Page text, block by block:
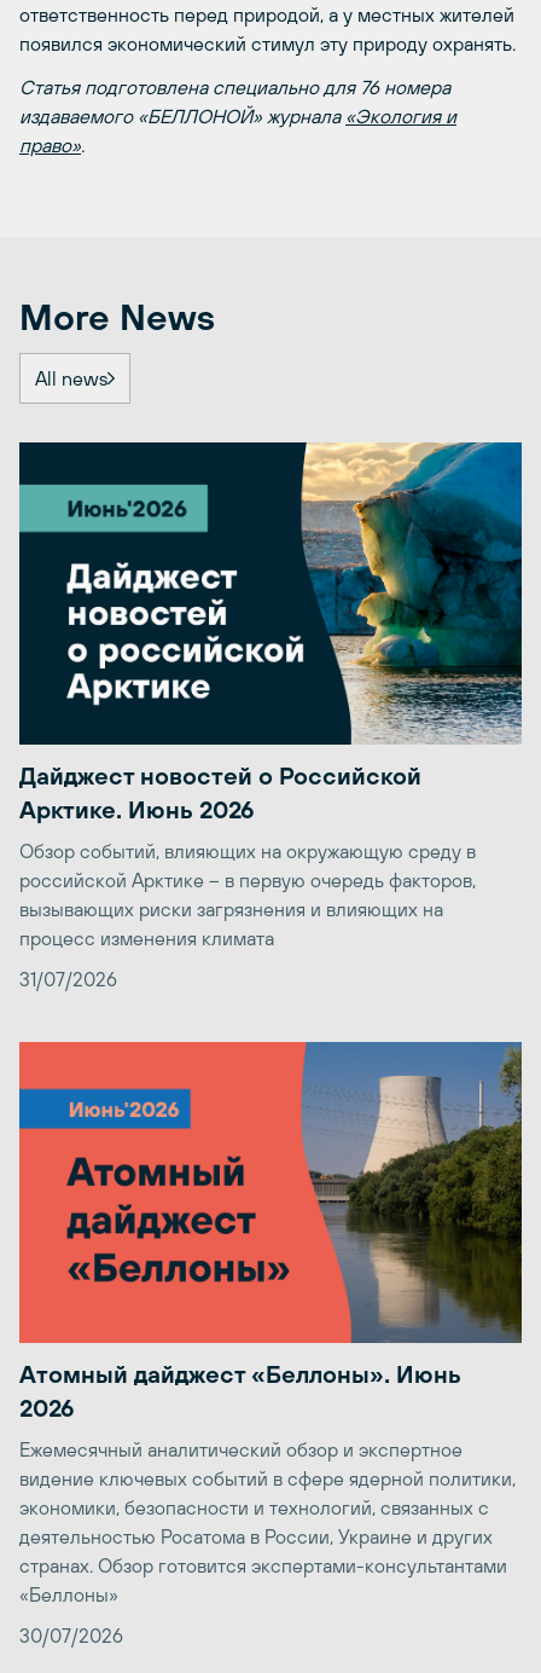
ответственность перед природой, а у местных жителей
появился экономический стимул эту природу охранять.
Статья подготовлена специально для 76 номера
издаваемого «БЕЛЛОНОЙ» журнала «Экология и
право».
More News
All news
Дайджест новостей о Российской
Арктике. Июнь 2026
Обзор событий, влияющих на окружающую среду в
российской Арктике – в первую очередь факторов,
вызывающих риски загрязнения и влияющих на
процесс изменения климата
31/07/2026
Атомный дайджест «Беллоны». Июнь
2026
Ежемесячный аналитический обзор и экспертное
видение ключевых событий в сфере ядерной политики,
экономики, безопасности и технологий, связанных с
деятельностью Росатома в России, Украине и других
странах. Обзор готовится экспертами-консультантами
«Беллоны»
30/07/2026